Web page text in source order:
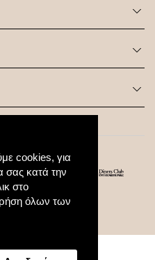
cookies, για
σας κατά την
στο
όλων των
Created by